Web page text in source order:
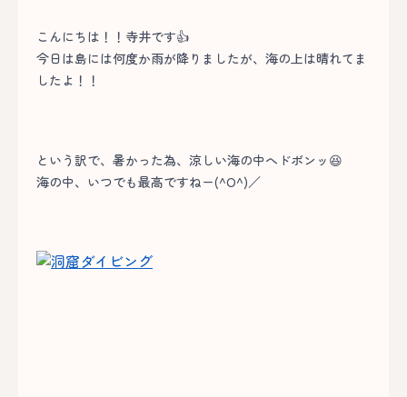
こんにちは！！寺井です👍
今日は島には何度か雨が降りましたが、海の上は晴れてま
したよ！！
という訳で、暑かった為、涼しい海の中へドボンッ😆
海の中、いつでも最高ですねー(^O^)／